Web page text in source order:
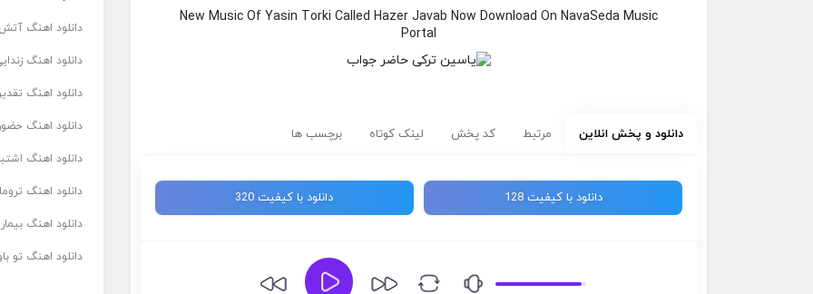
New Music Of Yasin Torki Called Hazer Javab Now Download On NavaSeda Music
Portal
دانلود و پخش انلاین مرتبط کد پخش لینک کوتاه برچسب ها
دانلود با کیفیت 128 دانلود با کیفیت 320
دانلود اهنگ
دانلود اهنگ
دانلود اهنگ
دانلود اهنگ
دانلود اهنگ
دانلود اهنگ
دانلود اهنگ
دانلود اهنگ تو